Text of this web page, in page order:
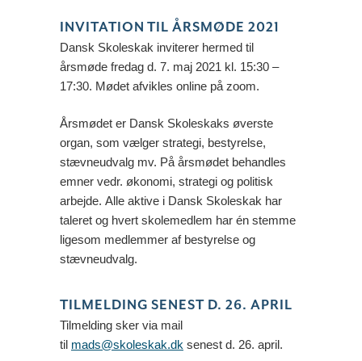
INVITATION TIL ÅRSMØDE 2021
Dansk Skoleskak inviterer hermed til
årsmøde fredag d. 7. maj 2021 kl. 15:30 –
17:30. Mødet afvikles online på zoom.
Årsmødet er Dansk Skoleskaks øverste
organ, som vælger strategi, bestyrelse,
stævneudvalg mv. På årsmødet behandles
emner vedr. økonomi, strategi og politisk
arbejde. Alle aktive i Dansk Skoleskak har
taleret og hvert skolemedlem har én stemme
ligesom medlemmer af bestyrelse og
stævneudvalg.
TILMELDING SENEST D. 26. APRIL
Tilmelding sker via mail
til mads@skoleskak.dk senest d. 26. april.